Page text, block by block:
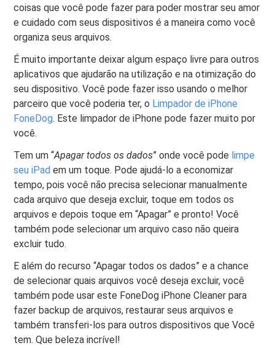
coisas que você pode fazer para poder mostrar seu amor
e cuidado com seus dispositivos é a maneira como você
organiza seus arquivos.
É muito importante deixar algum espaço livre para outros
aplicativos que ajudarão na utilização e na otimização do
seu dispositivo. Você pode fazer isso usando o melhor
parceiro que você poderia ter, o Limpador de iPhone
FoneDog. Este limpador de iPhone pode fazer muito por
você.
Tem um “Apagar todos os dados” onde você pode limpe
seu iPad em um toque. Pode ajudá-lo a economizar
tempo, pois você não precisa selecionar manualmente
cada arquivo que deseja excluir, toque em todos os
arquivos e depois toque em “Apagar” e pronto! Você
também pode selecionar um arquivo caso não queira
excluir tudo.
E além do recurso “Apagar todos os dados” e a chance
de selecionar quais arquivos você deseja excluir, você
também pode usar este FoneDog iPhone Cleaner para
fazer backup de arquivos, restaurar seus arquivos e
também transferi-los para outros dispositivos que Você
tem. Que beleza incrível!